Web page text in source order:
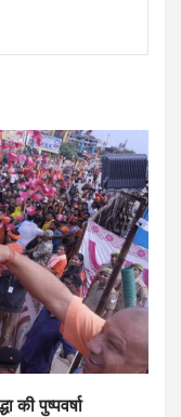
की पुष्पवर्षा